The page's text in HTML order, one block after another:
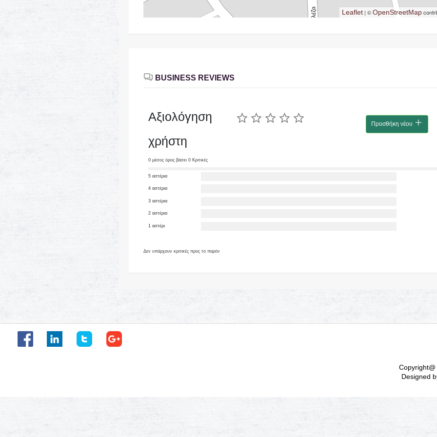
Leaflet| ©OpenStreetMap
BUSINESS REVIEWS
Αξιολόγηση
χρήστη
0 μέσος όρος βάσει 0 Κριτικές
Προσθήκη νέου
5 αστέρια
4 αστέρια
3 αστέρια
2 αστέρια
1 αστέρι
Δεν υπάρχουν κριτικές προς το παρόν
Designed